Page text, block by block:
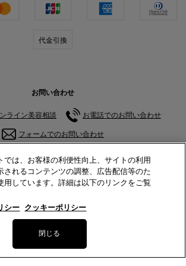
代金引換
お問い合わせ
ライン美容相談 お電話でのお問い合わせ
フォームでのお問い合わせ
公式アカウント
取引法に基づく表示
では、お客様の利便性向上、サイトの利用
されるコンテンツの調整、広告配信等のた
用しています。詳細は以下のリンクをご覧
シー
クッキーポリシー
閉じる